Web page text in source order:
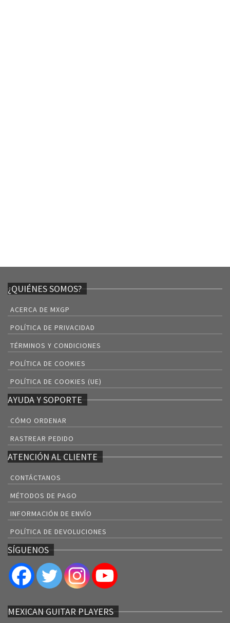
¿QUIÉNES SOMOS?
ACERCA DE MXGP
POLÍTICA DE PRIVACIDAD
TÉRMINOS Y CONDICIONES
POLÍTICA DE COOKIES
POLÍTICA DE COOKIES (UE)
AYUDA Y SOPORTE
CÓMO ORDENAR
RASTREAR PEDIDO
ATENCIÓN AL CLIENTE
CONTÁCTANOS
MÉTODOS DE PAGO
INFORMACIÓN DE ENVÍO
POLÍTICA DE DEVOLUCIONES
SÍGUENOS
MEXICAN GUITAR PLAYERS